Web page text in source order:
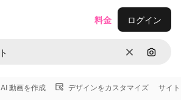
消去 画像で
料金 ログイン
AI 動画を作成 デザインをカスタマイズ サイト